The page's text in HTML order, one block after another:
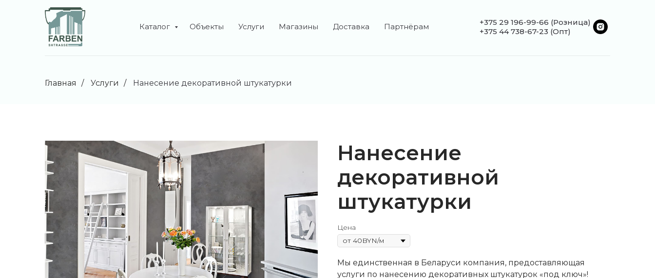
Каталог Объекты Услуги Магазины Доставка Партнёрам +375 29 196-99-66 (Розница)
+375 44 738-67-23 (Опт)
Главная / Услуги / Нанесение декоративной штукатурки
Нанесение
декоративной
штукатурки
Цена
Мы единственная в Беларуси компания, предоставляющая
услуги по нанесению декоративных штукатурок «под ключ»!